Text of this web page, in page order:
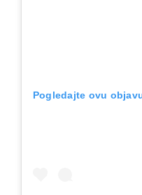
Pogledajte ovu